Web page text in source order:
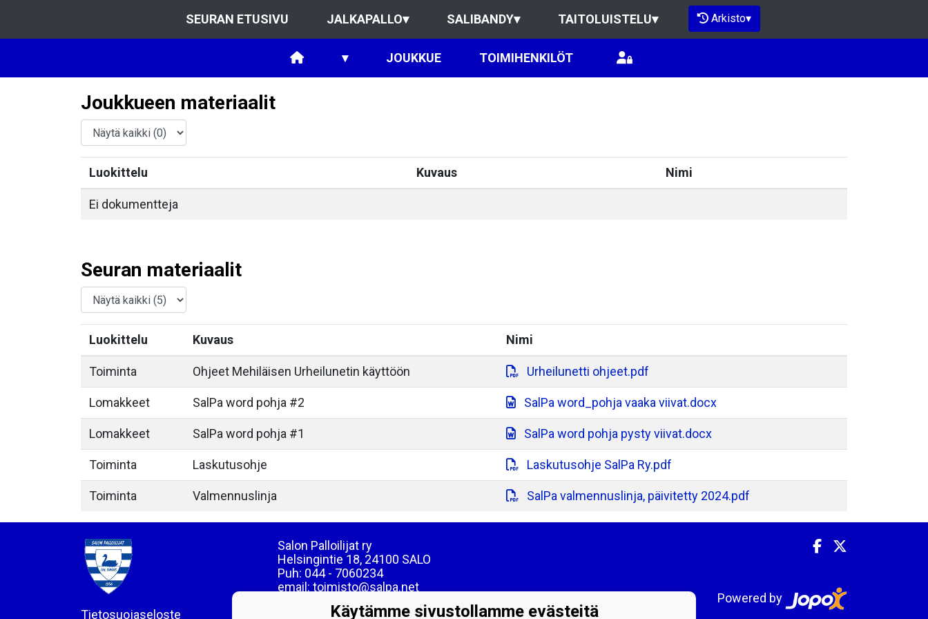
SEURAN ETUSIVU JALKAPALLO▾ SALIBANDY▾ TAITOLUISTELU▾ Arkisto▾
▾ JOUKKUE TOIMIHENKILÖT
Joukkueen materiaalit
Luokittelu Kuvaus Nimi
Ei dokumentteja
Seuran materiaalit
Luokittelu Kuvaus Nimi
Toiminta Ohjeet Mehiläisen Urheilunetin käyttöön Urheilunetti ohjeet.pdf
Lomakkeet SalPa word pohja #2 SalPa word_pohja vaaka viivat.docx
Lomakkeet SalPa word pohja #1 SalPa word pohja pysty viivat.docx
Toiminta Laskutusohje Laskutusohje SalPa Ry.pdf
Toiminta Valmennuslinja SalPa valmennuslinja, päivitetty 2024.pdf
Tietosuojaseloste
Salon Palloilijat ry
Helsingintie 18, 24100 SALO
Puh: 044 - 7060234
email: toimisto@salpa.net
LY 0139538-2
Powered by
Käytämme sivustollamme evästeitä